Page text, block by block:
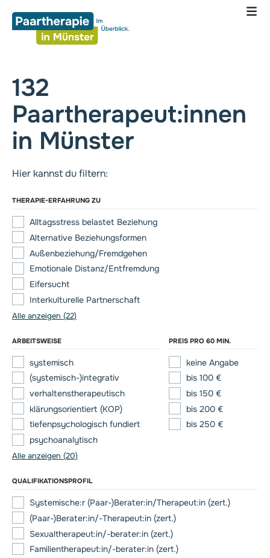
132
Paartherapeut­:innen
in Münster
Hier kannst du filtern:
THERAPIE-ERFAHRUNG ZU
Alltagsstress belastet Beziehung
Alternative Beziehungsformen
Außenbeziehung/Fremdgehen
Emotionale Distanz/Entfremdung
Eifersucht
Interkulturelle Partnerschaft
Alle anzeigen (22)
ARBEITSWEISE
systemisch
(systemisch-)integrativ
verhaltenstherapeutisch
klärungsorientiert (KOP)
tiefenpsychologisch fundiert
psychoanalytisch
Alle anzeigen (20)
PREIS PRO 60 MIN.
keine Angabe
bis 100 €
bis 150 €
bis 200 €
bis 250 €
QUALIFIKATIONSPROFIL
Systemische:r (Paar-)Berater:in/Therapeut:in (zert.)
(Paar-)Berater:in/-Therapeut:in (zert.)
Sexualtherapeut:in/-berater:in (zert.)
Familientherapeut:in/-berater:in (zert.)